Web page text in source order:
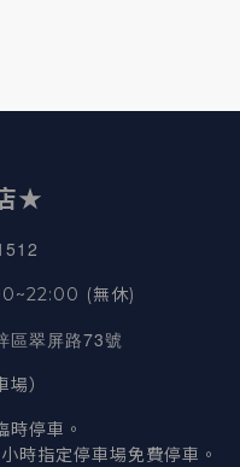
★
(無休)
區翠屏路73號
場）
停車。
時指定停車場免費停車。